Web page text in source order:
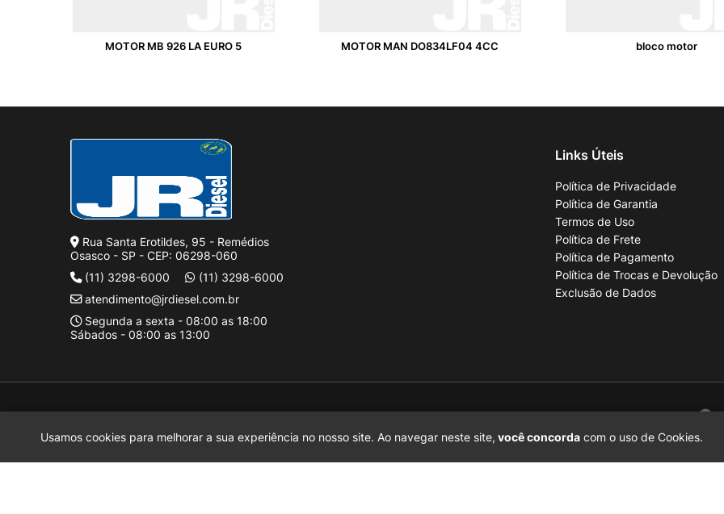
MOTOR MB 926 LA EURO 5 MOTOR MAN DO834LF04 4CC bloco motor
Rua Santa Erotildes, 95 - Remédios
Osasco - SP - CEP: 06298-060
(11) 3298-6000
(11) 3298-6000
atendimento@jrdiesel.com.br
Segunda a sexta - 08:00 as 18:00
Sábados - 08:00 as 13:00
Links Úteis
Política de Privacidade
Política de Garantia
Termos de Uso
Política de Frete
Política de Pagamento
Política de Trocas e Devolução
Exclusão de Dados
Usamos cookies para melhorar a sua experiência no nosso site. Ao navegar neste site, você concorda com o uso de Cookies.